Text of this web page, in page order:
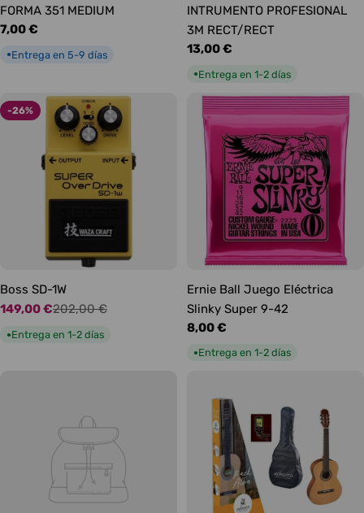
FORMA 351 MEDIUM
Precio
7,00 €
●Entrega en 5-9 días
INTRUMENTO PROFESIONAL
3M RECT/RECT
Precio
13,00 €
●Entrega en 1-2 días
-26%
Boss SD-1W
Precio
de
149,00 €
Precio
habitual
202,00 €
●Entrega en 1-2 días
Ernie Ball Juego Eléctrica
Slinky Super 9-42
Precio
habitual
8,00 €
●Entrega en 1-2 días